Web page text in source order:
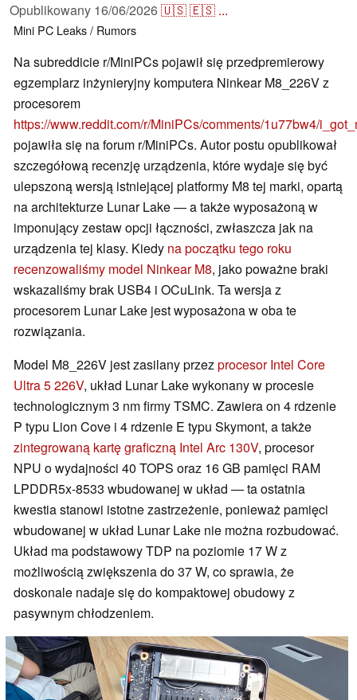
Opublikowany 16/06/2026🇺🇸🇪🇸 ...
Mini PC Leaks / Rumors
Na subreddicie r/MiniPCs pojawił się przedpremierowy
egzemplarz inżynieryjny komputera Ninkear M8_226V z
procesorem
https://www.reddit.com/r/MiniPCs/comments/1u77bw4/
pojawiła się na forum r/MiniPCs. Autor postu opublikował
szczegółową recenzję urządzenia, które wydaje się być
ulepszoną wersją istniejącej platformy M8 tej marki, opartą
na architekturze Lunar Lake — a także wyposażoną w
imponujący zestaw opcji łączności, zwłaszcza jak na
urządzenia tej klasy. Kiedy na początku tego roku
recenzowaliśmy model Ninkear M8, jako poważne braki
wskazaliśmy brak USB4 i OCuLink. Ta wersja z
procesorem Lunar Lake jest wyposażona w oba te
rozwiązania.
Model M8_226V jest zasilany przezprocesor Intel Core
Ultra 5 226V, układ Lunar Lake wykonany w procesie
technologicznym 3 nm firmy TSMC. Zawiera on 4 rdzenie
P typu Lion Cove i 4 rdzenie E typu Skymont, a także
zintegrowaną kartę graficzną Intel Arc 130V, procesor
NPU o wydajności 40 TOPS oraz 16 GB pamięci RAM
LPDDR5x-8533 wbudowanej w układ — ta ostatnia
kwestia stanowi istotne zastrzeżenie, ponieważ pamięci
wbudowanej w układ Lunar Lake nie można rozbudować.
Układ ma podstawowy TDP na poziomie 17 W z
możliwością zwiększenia do 37 W, co sprawia, że
doskonale nadaje się do kompaktowej obudowy z
pasywnym chłodzeniem.